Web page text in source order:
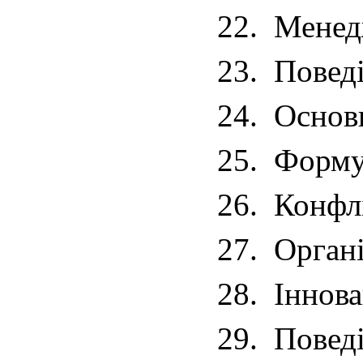
22.
23.
24.
25.
26.
27.
28.
29.